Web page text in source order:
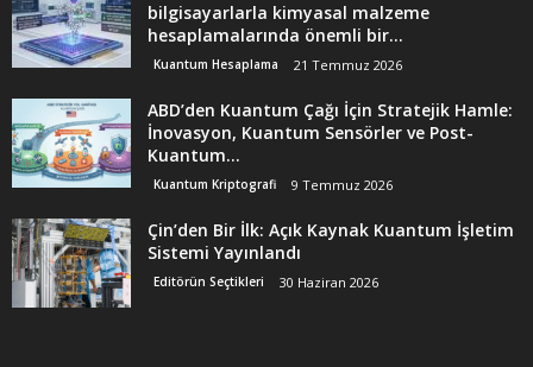
bilgisayarlarla kimyasal malzeme
hesaplamalarında önemli bir...
Kuantum Hesaplama 21 Temmuz 2026
ABD’den Kuantum Çağı İçin Stratejik Hamle:
İnovasyon, Kuantum Sensörler ve Post-
Kuantum...
Kuantum Kriptografi 9 Temmuz 2026
Çin’den Bir İlk: Açık Kaynak Kuantum İşletim
Sistemi Yayınlandı
Editörün Seçtikleri 30 Haziran 2026